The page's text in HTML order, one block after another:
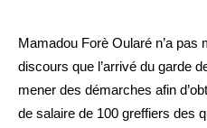
Mamadou Forè Oularé n’a pas
discours que l’arrivé du garde
mener des démarches afin
de salaire de 100 greffiers des